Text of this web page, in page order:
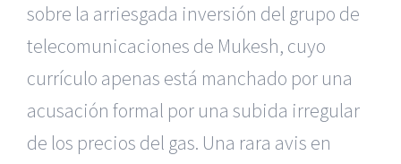
sobre la arriesgada inversión del grupo de
telecomunicaciones de Mukesh, cuyo
currículo apenas está manchado por una
acusación formal por una subida irregular
de los precios del gas. Una rara avis en